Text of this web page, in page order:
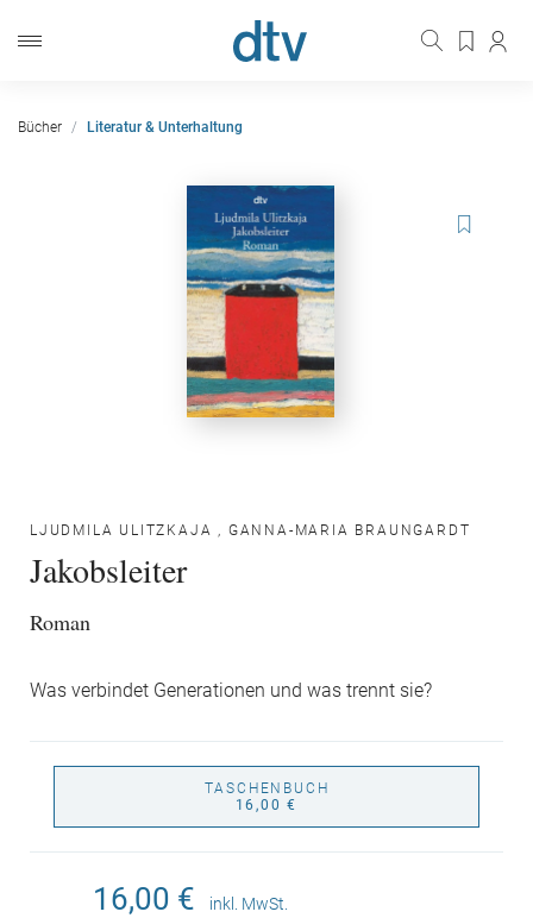
Bücher Literatur & Unterhaltung
LJUDMILA ULITZKAJA , GANNA-MARIA BRAUNGARDT
Jakobsleiter
Roman
Was verbindet Generationen und was trennt sie?
TASCHENBUCH
16,00 €
16,00 € inkl. MwSt.